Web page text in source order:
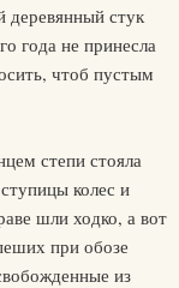
стук
года не принесла
чтоб пустым
степи стояла
колес и
шли ходко, а вот
при обозе
из